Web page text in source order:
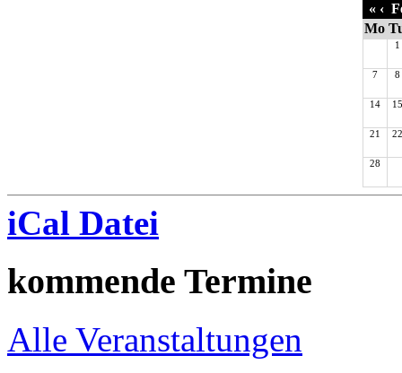
« ‹
Mo
1
7 8
14 15
21 22
28
iCal Datei
kommende Termine
Alle Veranstaltungen